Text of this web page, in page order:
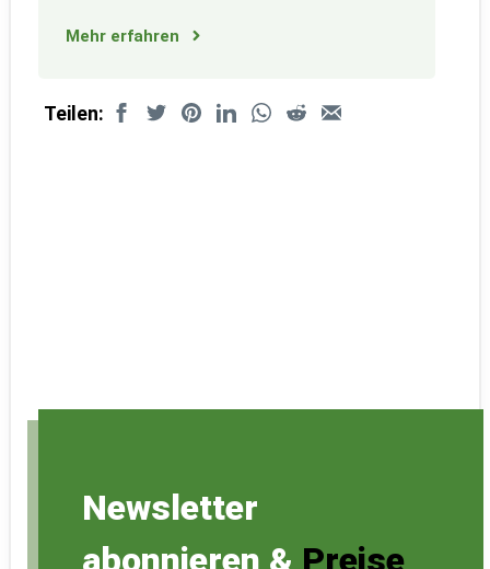
Mehr erfahren
Teilen:
Newsletter
abonnieren & Preise